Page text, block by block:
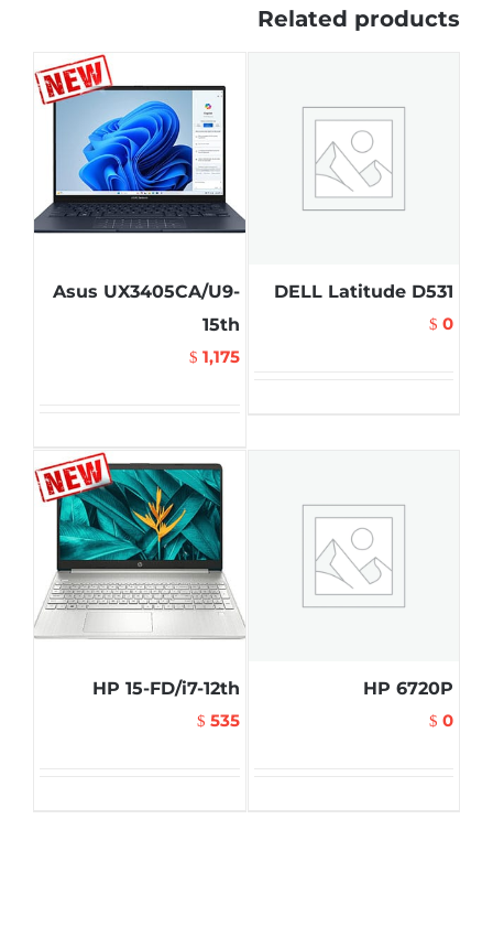
Related products
DELL Latitude D531
$ 0
Asus UX3405CA/U9-
15th
$ 1,175
HP 6720P
$ 0
HP 15-FD/i7-12th
$ 535